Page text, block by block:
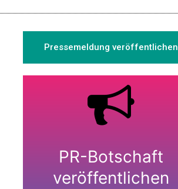
Pressemeldung veröffentlichen
PR-Botschaft
veröffentlichen